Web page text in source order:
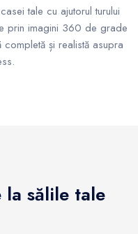
tale cu ajutorul turului
prin imagini 360 de grade
și realistă asupra
sălile tale